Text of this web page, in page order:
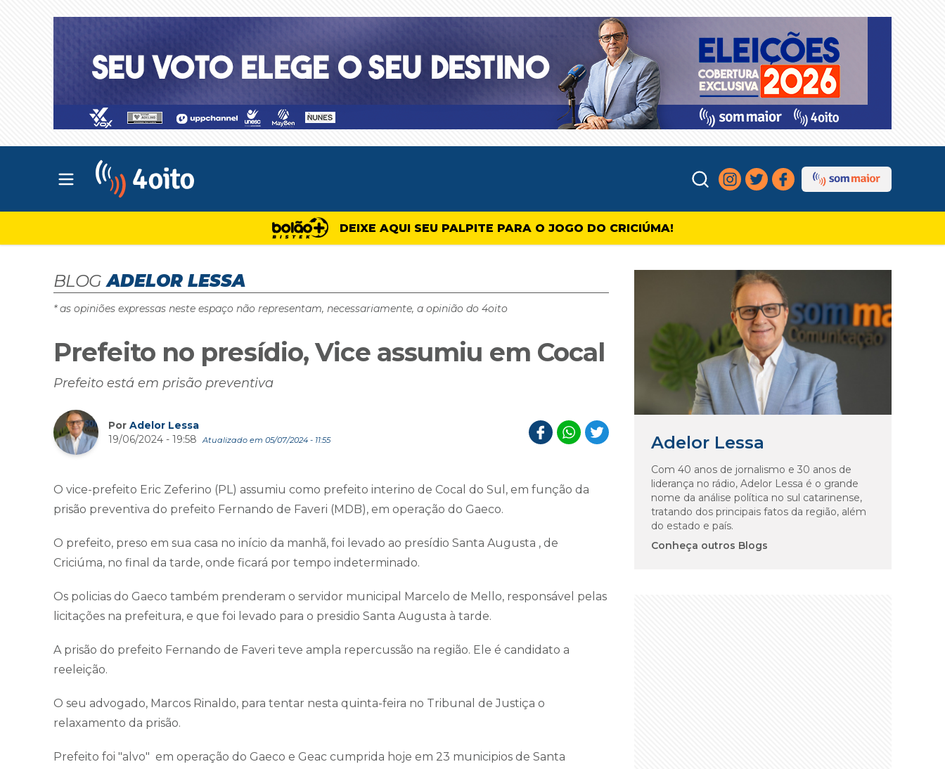
Abrir menu principal
DEIXE AQUI SEU PALPITE PARA O JOGO DO CRICIÚMA!
BLOG ADELOR LESSA
* as opiniões expressas neste espaço não representam, necessariamente, a opinião do 4oito
Prefeito no presídio, Vice assumiu em Cocal
Prefeito está em prisão preventiva
Por Adelor Lessa
19/06/2024 - 19:58
Atualizado em 05/07/2024 - 11:55
O vice-prefeito Eric Zeferino (PL) assumiu como prefeito interino de Cocal do Sul, em função da
prisão preventiva do prefeito Fernando de Faveri (MDB), em operação do Gaeco.
O prefeito, preso em sua casa no início da manhã, foi levado ao presídio Santa Augusta , de
Criciúma, no final da tarde, onde ficará por tempo indeterminado.
Os policias do Gaeco também prenderam o servidor municipal Marcelo de Mello, responsável pelas
licitações na prefeitura, e que foi levado para o presidio Santa Augusta à tarde.
A prisão do prefeito Fernando de Faveri teve ampla repercussão na região. Ele é candidato a
reeleição.
O seu advogado, Marcos Rinaldo, para tentar nesta quinta-feira no Tribunal de Justiça o
relaxamento da prisão.
Prefeito foi "alvo" em operação do Gaeco e Geac cumprida hoje em 23 municipios de Santa
Adelor Lessa
Com 40 anos de jornalismo e 30 anos de
liderança no rádio, Adelor Lessa é o grande
nome da análise política no sul catarinense,
tratando dos principais fatos da região, além
do estado e país.
Conheça outros Blogs